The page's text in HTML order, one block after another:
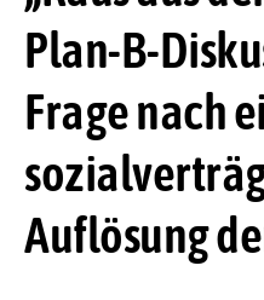
Plan-B-
Frage nach
Auflösung